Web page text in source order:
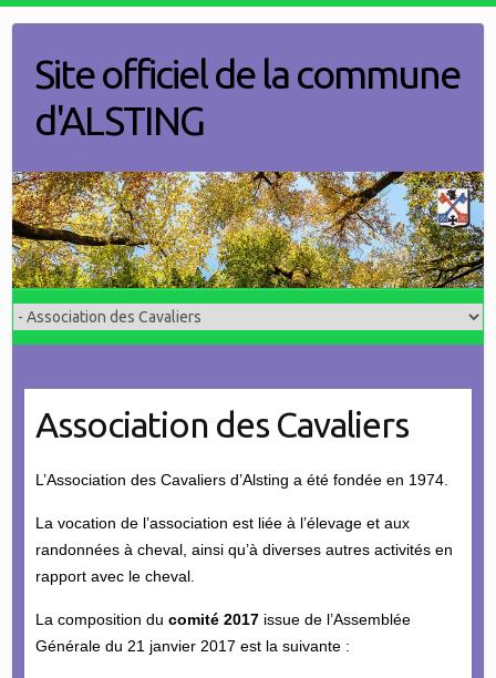
contentSite officiel de la commune
d'ALSTING
Association des Cavaliers
L’Association des Cavaliers d’Alsting a été fondée en 1974.
La vocation de l’association est liée à l’élevage et aux
randonnées à cheval, ainsi qu’à diverses autres activités en
rapport avec le cheval.
La composition du comité 2017issue de l’Assemblée
Générale du 21 janvier 2017 est la suivante :